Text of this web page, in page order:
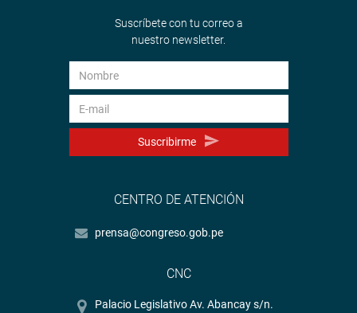
Suscríbete con tu correo a
nuestro newsletter.
Suscribirme
CENTRO DE ATENCIÓN
prensa@congreso.gob.pe
CNC
Palacio Legislativo Av. Abancay s/n.